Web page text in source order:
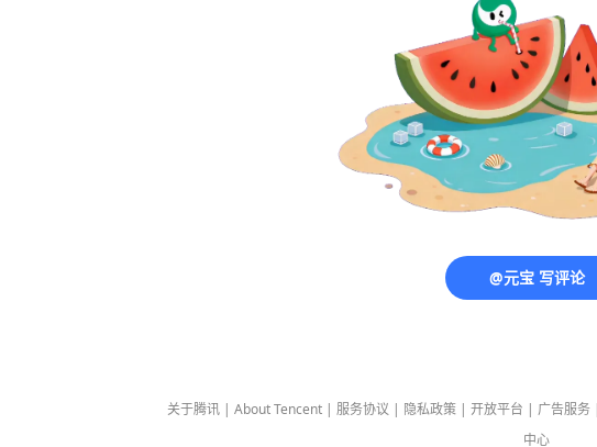
@元宝 写评论
关于腾讯 | About Tencent | 服务协议 | 隐私政策 | 开放平台 | 广告服务
中心